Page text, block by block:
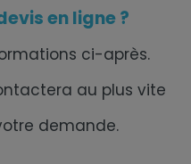
en ligne ?
ci-après.
au plus vite
demande.